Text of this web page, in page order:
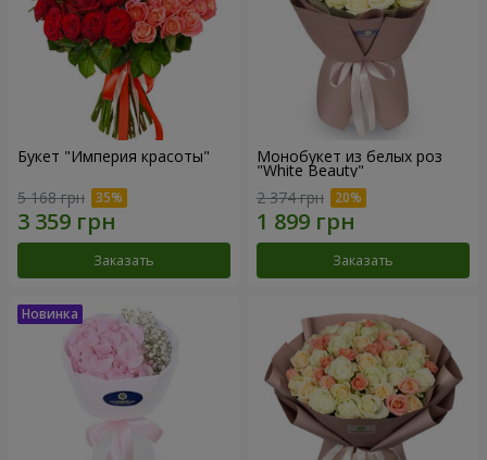
Букет "Империя красоты"
5 168 грн
Заказать
Монобукет из белых роз
"White Beauty"
2 374 грн
Заказать